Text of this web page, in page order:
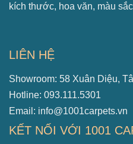
kích thước, hoa văn, màu
LIÊN HỆ
Showroom: 58 Xuân Diệu,
Hotline: 093.111.5301
Email: info@1001carpets.vn
KẾT NỐI VỚI 1001